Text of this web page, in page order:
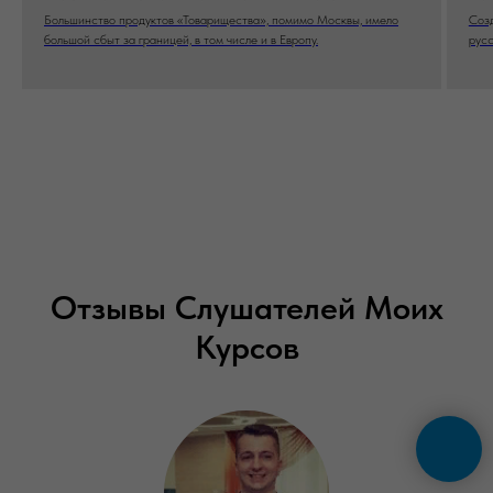
Большинство продуктов «Товарищества», помимо Москвы, имело
большой сбыт за границей, в том числе и в Европу.
Отзывы Слушателей Моих
Курсов